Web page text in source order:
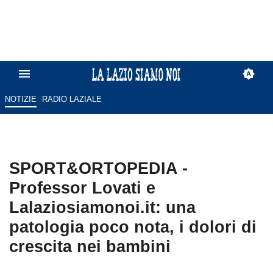
NOTIZIE RADIO LAZIALE
SPORT&ORTOPEDIA -
Professor Lovati e
Lalaziosiamonoi.it: una
patologia poco nota, i dolori di
crescita nei bambini